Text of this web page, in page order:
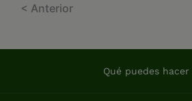
< Anterior
Qué puedes